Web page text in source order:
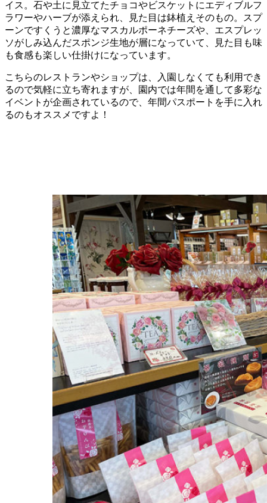
イス。石や土に見立てたチョコやビスケットにエディブルフ
ラワーやハーブが添えられ、見た目は鉢植えそのもの。スプ
ーンですくうと濃厚なマスカルポーネチーズや、エスプレッ
ソがしみ込んだスポンジ生地が層になっていて、見た目も味
も食感も楽しい仕掛けになっています。
こちらのレストランやショップは、入園しなくても利用でき
るので気軽に立ち寄れますが、園内では年間を通して多彩な
イベントが企画されているので、年間パスポートを手に入れ
るのもオススメですよ！